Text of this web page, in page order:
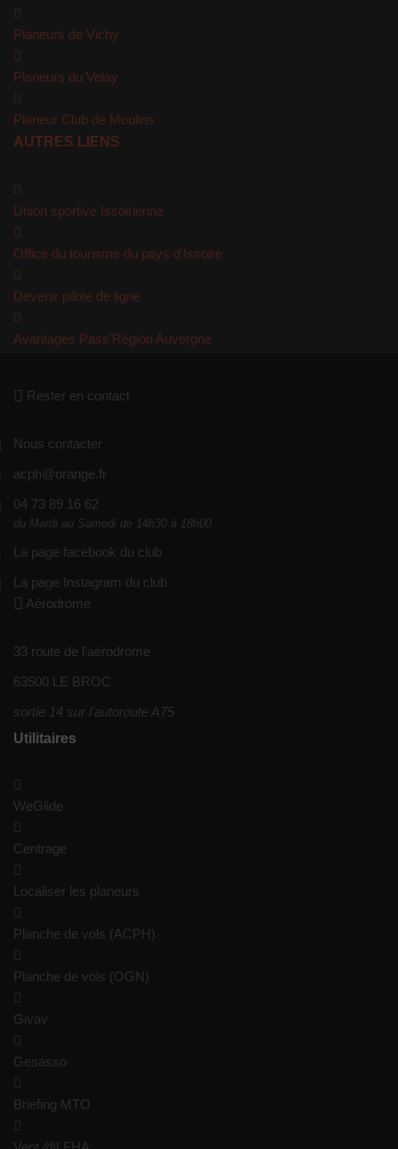
Planeurs de Vichy
Planeurs du Velay
Planeur Club de Moulins
AUTRES LIENS
Union sportive Issoirienne
Office du tourisme du pays d'Issoire
Devenir pilote de ligne
Avantages Pass’Région Auvergne
Rester en contact
Nous contacter
acph@orange.fr
04 73 89 16 62
du Mardi au Samedi de 14h30 à 18h00
La page facebook du club
La page Instagram du club
Aérodrome
33 route de l'aérodrome
63500 LE BROC
sortie 14 sur l'autoroute A75
Utilitaires
WeGlide
Centrage
Localiser les planeurs
Planche de vols (ACPH)
Planche de vols (OGN)
Givav
Gesasso
Briefing MTO